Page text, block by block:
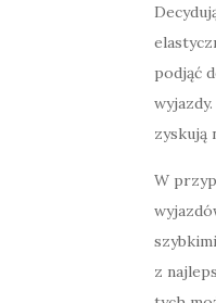
podjąć
zyskują
W
z